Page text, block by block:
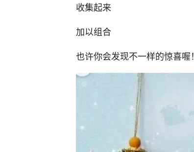
收集起来
加以组合
也许你会发现不一样的惊喜喔！